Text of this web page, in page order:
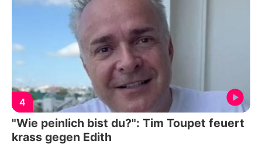
4
"Wie peinlich bist du?": Tim Toupet feuert
krass gegen Edith